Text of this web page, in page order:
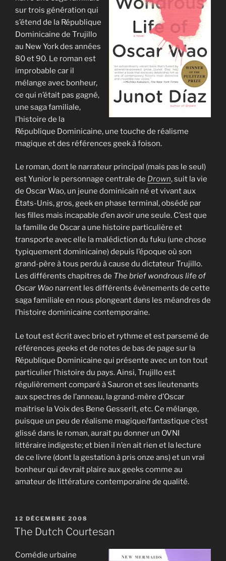
sur trois génération qui
s’étend de la République
Dominicaine de Trujillo
au New York des années
80 et 90. Le roman est
improbable car il
mélange avec bonheur,
ce qui n’était pas gagné,
une saga familiale,
l’histoire de la
République Dominicaine, une touche de réalisme
magique et des références geek à foison.
Le roman, dont le narrateur principal (mais pas le seul)
est Yunior le personnage centrale de Drown, suit la vie
de Oscar Wao, un jeune dominicain né et vivant aux
États-Unis, gros, geek en phase terminal, obsédé par
les filles mais incapable d’en avoir une seule. C’est que
la famille de Oscar a une histoire particulière et
transporte avec elle la malédiction du fuku (une chose
typiquement dominicaine) depuis l’époque où son
grand-père à tous perdu à cause du dictateur Trujillo.
Les différents chapitres de The brief wondrous life of
Oscar Wao narrent les différents évènements de cette
saga familiale en nous plongeant dans les méandres de
l’histoire dominicaine contemporaine.
Le tout est écrit avec brio et rythme et est parsemé de
références geeks et de notes de bas de page sur la
République Dominicaine qui présente avec un ton tout
particulier l’histoire du pays. Ainsi, Trujillo est
régulièrement comparé à Sauron et ses lieutenants
aux spectres de l’anneau, la grand-mère d’Oscar
maitrise la Voix des Bene Gesserit, etc. Ce mélange,
puisque un peu de réalisme magique/fantastique c’est
glissé dans le roman, aurait pu donner un OVNI
littéraire indigeste; et bien il n’en ait rien et la lecture
de ce livre (dont la gestation à pris onze ans) et un vrai
bonheur qui devrait plaire aux geeks comme au
amateur de littérature contemporaine de qualité.
PUBLIÉ
LE
12 DÉCEMBRE 2008
The Dutch Courtesan
Comédie urbaine